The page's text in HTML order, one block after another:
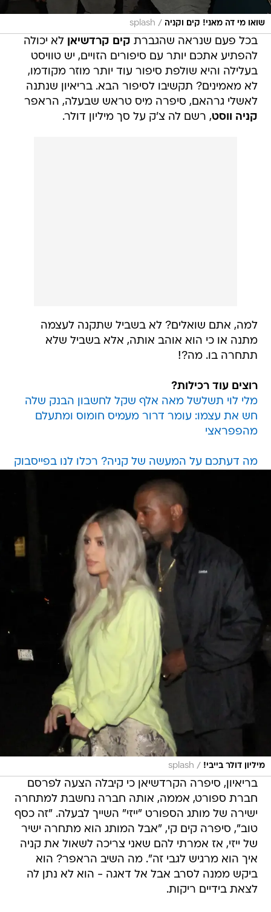
שואו מי דה מאני! קים וקניה /
splash
בכל פעם שנראה שהגברת קים קרדשיאן לא יכולה
להפתיע אתכם יותר עם סיפורים הזויים, יש טוויסט
בעלילה והיא שולפת סיפור עוד יותר מוזר מקודמו,
לא מאמינים? תקשיבו לסיפור הבא. בריאיון שנתנה
לאשלי גרהאם, סיפרה מיס טראש שבעלה, הראפר
קניה ווסט, רשם לה צ'ק על סך מיליון דולר.
למה, אתם שואלים? לא בשביל שתקנה לעצמה
מתנה או כי הוא אוהב אותה, אלא בשביל שלא
תתחרה בו. מה?!
רוצים עוד רכילות?
מלי לוי תשלשל מאה אלף שקל לחשבון הבנק שלה
חש את עצמו: עומר דרור מעמיס חומוס ומתעלם
מהפפראצי
מה דעתכם על המעשה של קניה? רכלו לנו בפייסבוק
מיליון דולר בייבי! /
splash
בריאיון, סיפרה הקרדשיאן כי קיבלה הצעה לפרסם
חברת ספורט, אממה, אותה חברה נחשבת למתחרה
ישירה של מותג הספורט "ייזי" השייך לבעלה. "זה כסף
טוב", סיפרה קים קי, "אבל המותג הוא מתחרה ישיר
של ייזי, אז אמרתי להם שאני צריכה לשאול את קניה
איך הוא מרגיש לגבי זה". מה השיב הראפר? הוא
ביקש ממנה לסרב אבל אל דאגה - הוא לא נתן לה
לצאת בידיים ריקות.